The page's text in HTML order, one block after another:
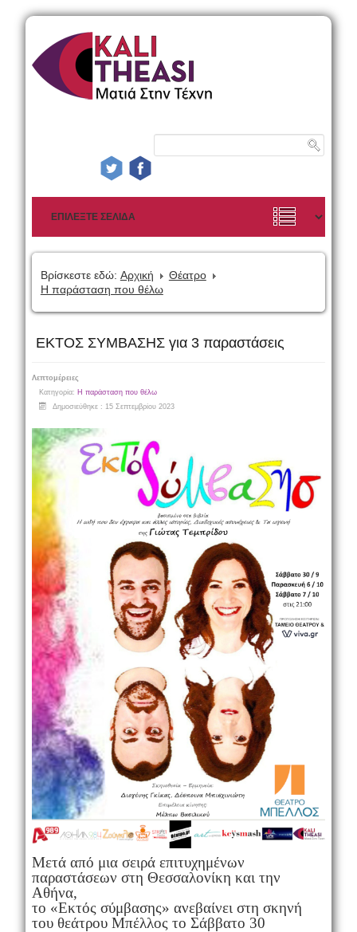
Βρίσκεστε εδώ: Αρχική
Θέατρο
Η παράσταση που θέλω
ΕΚΤΟΣ ΣΥΜΒΑΣΗΣ για 3 παραστάσεις
Λεπτομέρειες
Κατηγορία: Η παράσταση που θέλω
Δημοσιεύθηκε : 15 Σεπτεμβρίου 2023
Μετά από μια σειρά επιτυχημένων
παραστάσεων στη Θεσσαλονίκη και την
Αθήνα,
το «Εκτός σύμβασης» ανεβαίνει στη σκηνή
του θεάτρου Μπέλλος το Σάββατο 30